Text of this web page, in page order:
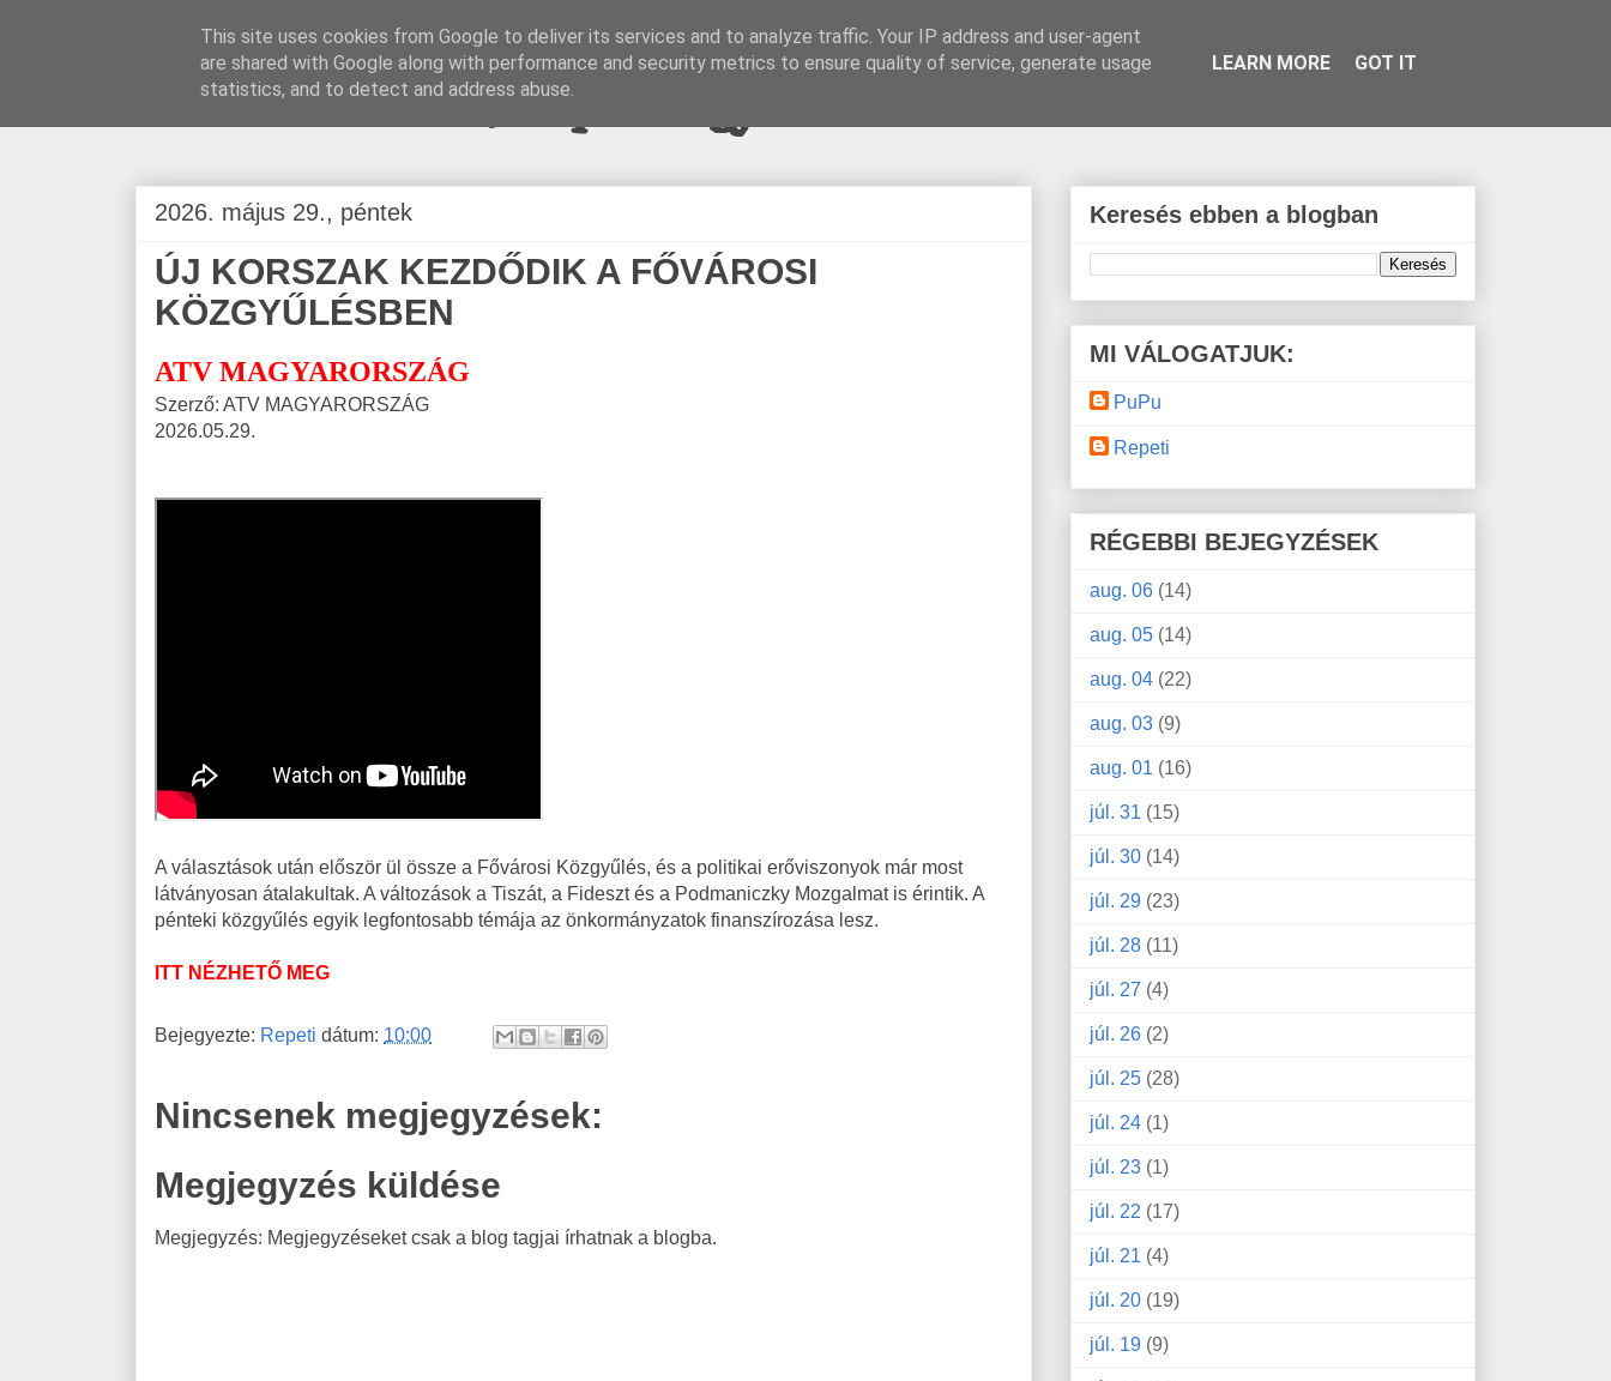
BLOGÁSZAT, napi blogjava
2026. május 29., péntek
ÚJ KORSZAK KEZDŐDIK A FŐVÁROSI
KÖZGYŰLÉSBEN
ATV MAGYARORSZÁG
Szerző: ATV MAGYARORSZÁG
2026.05.29.
A választások után először ül össze a Fővárosi Közgyűlés, és a politikai erőviszonyok már most
látványosan átalakultak. A változások a Tiszát, a Fideszt és a Podmaniczky Mozgalmat is érintik. A
pénteki közgyűlés egyik legfontosabb témája az önkormányzatok finanszírozása lesz.
ITT NÉZHETŐ MEG
Bejegyezte: Repeti dátum: 10:00
Nincsenek megjegyzések:
Megjegyzés küldése
Megjegyzés: Megjegyzéseket csak a blog tagjai írhatnak a blogba.
Keresés ebben a blogban
MI VÁLOGATJUK:
PuPu
Repeti
RÉGEBBI BEJEGYZÉSEK
aug. 06 (14)
aug. 05 (14)
aug. 04 (22)
aug. 03 (9)
aug. 01 (16)
júl. 31 (15)
júl. 30 (14)
júl. 29 (23)
júl. 28 (11)
júl. 27 (4)
júl. 26 (2)
júl. 25 (28)
júl. 24 (1)
júl. 23 (1)
júl. 22 (17)
júl. 21 (4)
júl. 20 (19)
júl. 19 (9)
This site uses cookies from Google to deliver its services and to analyze traffic. Your IP address and user-agent
are shared with Google along with performance and security metrics to ensure quality of service, generate usage
statistics, and to detect and address abuse.
LEARN MORE GOT IT